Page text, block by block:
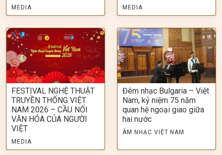
MEDIA MEDIA
FESTIVAL NGHỆ THUẬT
TRUYỀN THỐNG VIỆT
NAM 2026 – CẦU NỐI
VĂN HÓA CỦA NGƯỜI
VIỆT
MEDIA
Đêm nhạc Bulgaria – Việt
Nam, kỷ niệm 75 năm
quan hệ ngoại giao giữa
hai nước
ÂM NHẠC VIỆT NAM